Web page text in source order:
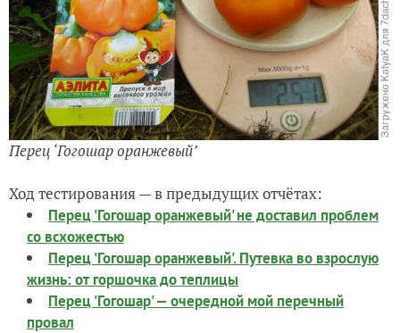
Перец ‘Гогошар оранжевый’
Ход тестирования — в предыдущих отчётах:
Перец 'Гогошар оранжевый' не доставил проблем
со всхожестью
Перец 'Гогошар оранжевый'. Путевка во взрослую
жизнь: от горшочка до теплицы
Перец 'Гогошар' — очередной мой перечный
провал